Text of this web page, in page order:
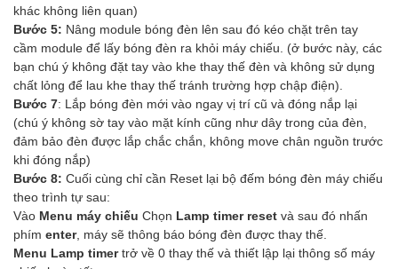
khác không liên quan)
Bước 5: Nâng module bóng đèn lên sau đó kéo chặt trên tay
cầm module để lấy bóng đèn ra khỏi máy chiếu. (ở bước này, các
bạn chú ý không đặt tay vào khe thay thế đèn và không sử dụng
chất lỏng để lau khe thay thế tránh trường hợp chập điện).
Bước 7: Lắp bóng đèn mới vào ngay vị trí cũ và đóng nắp lại
(chú ý không sờ tay vào mặt kính cũng như dây trong của đèn,
đảm bảo đèn được lắp chắc chắn, không move chân nguồn trước
khi đóng nắp)
Bước 8: Cuối cùng chỉ cần Reset lại bộ đếm bóng đèn máy chiếu
theo trình tự sau:
Vào Menu máy chiếu Chọn Lamp timer reset và sau đó nhấn
phím enter, máy sẽ thông báo bóng đèn được thay thế.
Menu Lamp timertrở về 0 thay thế và thiết lập lại thông số máy